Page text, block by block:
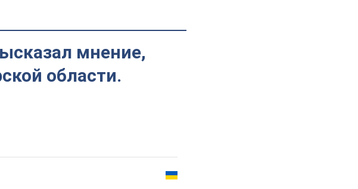
мнение,
области.